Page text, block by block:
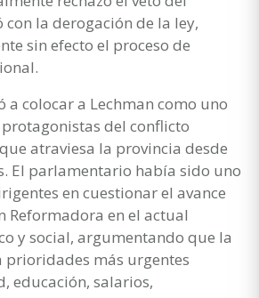
con la derogación de la ley,
sin efecto el proceso de
a colocar a Lechman como uno
del conflicto
atraviesa la provincia desde
El parlamentario había sido uno
en cuestionar el avance
Reformadora en el actual
y social, argumentando que la
prioridades más urgentes
educación, salarios,